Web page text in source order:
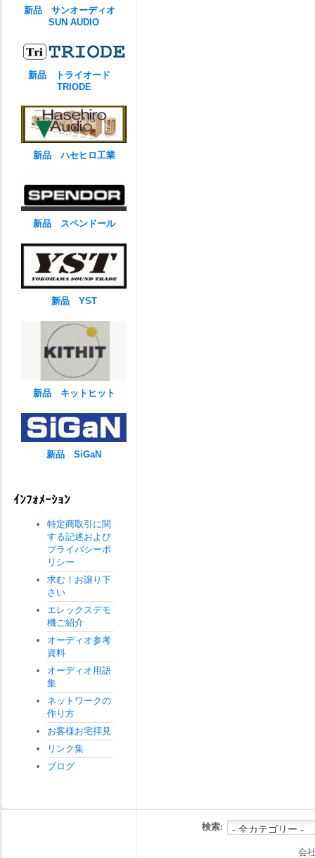
新品 サンオーディオ
SUN AUDIO
新品 トライオード
TRIODE
新品 ハセヒロ工業
新品 スペンドール
新品 YST
新品 キットヒット
新品 SiGaN
ｲﾝﾌｫﾒｰｼｮﾝ
特定商取引に関
する記述および
プライバシーポ
リシー
求む！お譲り下
さい
エレックスデモ
機ご紹介
オーディオ参考
資料
オーディオ用語
集
ネットワークの
作り方
お客様お宅拝見
リンク集
ブログ
検索:
会